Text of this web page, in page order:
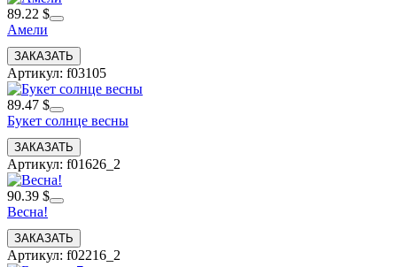
89.22 $
Амели
Артикул: f03105
89.47 $
Букет солнце весны
Артикул: f01626_2
90.39 $
Весна!
Артикул: f02216_2